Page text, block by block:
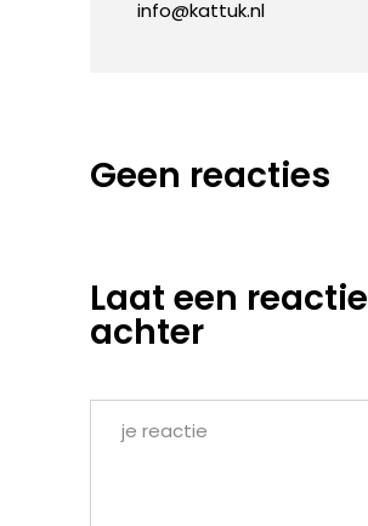
info@kattuk.nl
Geen reacties
Laat een reactie
achter